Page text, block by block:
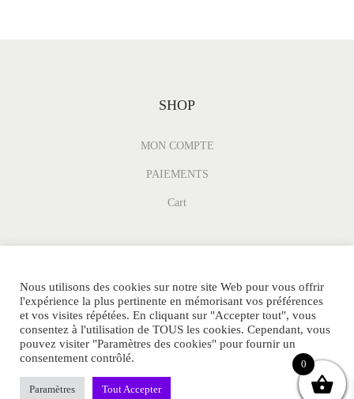
SHOP
MON COMPTE
PAIEMENTS
Cart
© MINI-PARFUM.FR Tous Droits Réservés.
POLITIQUE DE CONFIDENTIALITE
SITEMAP
Nous utilisons des cookies sur notre site Web pour vous offrir
l'expérience la plus pertinente en mémorisant vos préférences
et vos visites répétées. En cliquant sur "Accepter tout", vous
consentez à l'utilisation de TOUS les cookies. Cependant, vous
pouvez visiter "Paramètres des cookies" pour fournir un
consentement contrôlé.
Paramètres Tout Accepter
0